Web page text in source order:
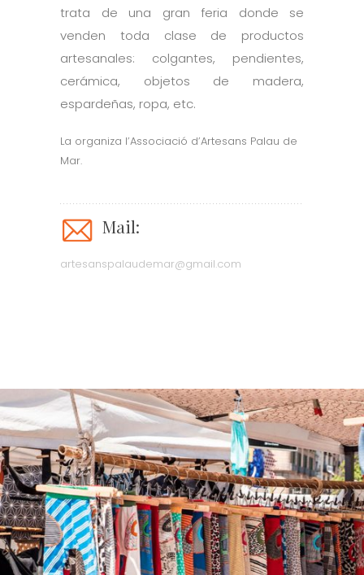
trata de una gran feria donde se
venden toda clase de productos
artesanales: colgantes, pendientes,
cerámica, objetos de madera,
espardeñas, ropa, etc.
La organiza l’Associació d’Artesans Palau de
Mar.
Mail:
artesanspalaudemar@gmail.com